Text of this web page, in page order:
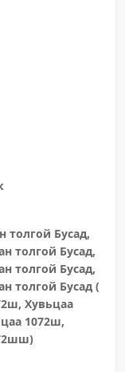
толгой Бусад,
толгой Бусад,
толгой Бусад,
толгой Бусад (
Хувьцаа
1072ш,